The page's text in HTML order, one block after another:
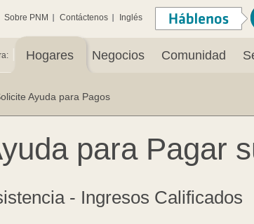
Sobre PNM Contáctenos Inglés
Hogares Negocios Comunidad
Ayuda para Pagos
para Pagar
- Ingresos Calificados